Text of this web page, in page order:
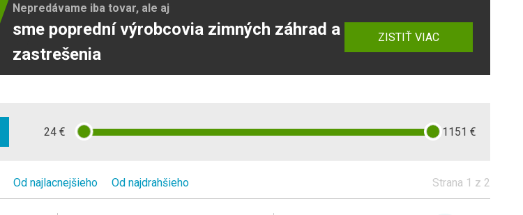
Nepredávame iba tovar, ale aj
sme poprední výrobcovia zimných záhrad a
zastrešenia
ZISTIŤ VIAC
24€ 1151 €
Od najlacnejšieho Od najdrahšieho Strana 1 z 2